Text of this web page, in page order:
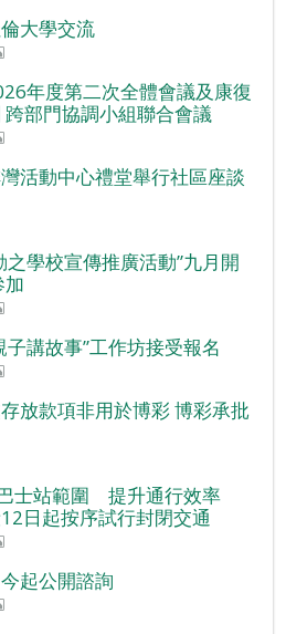
大學交流
年度第二次全體會議及康復
部門協調小組聯合會議
活動中心禮堂舉行社區座談
之學校宣傳推廣活動”九月開
加
講故事”工作坊接受報名
放款項非用於博彩 博彩承批
巴士站範圍 提升通行效率
日起按序試行封閉交通
起公開諮詢